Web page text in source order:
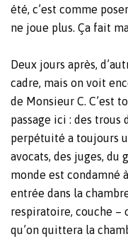
été, c’est comme
ne joue plus. Ça fait
Deux jours après,
cadre, mais on voit
de Monsieur C. C’est
passage ici : des trous
perpétuité a toujours
avocats, des juges, du
monde est condamné
entrée dans la
respiratoire, couche –
qu’on quittera la